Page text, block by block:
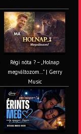
Régi nóta ? – „Holnap
megváltozom…” | Gerry
Music